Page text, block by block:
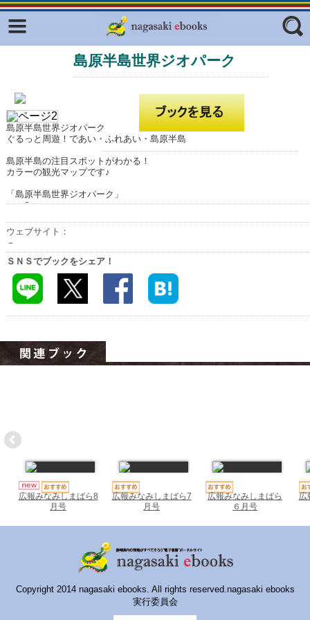
フリーワード
ジャンル
島原半島世界ジオパーク
島原半島世界ジオパーク
ぐるっと周遊！であい・ふれあい・島原半島
島原半島の注目スポットがわかる！
カラーの観光マップです♪
「島原半島世界ジオパーク」
ウェブサイト：
－
ＳＮＳでブックをシェア！
広報みなみしまばら8
月号
広報みなみしまばら7
月号
広報みなみしまばら
６月号
広
Copyright 2014 nagasaki ebooks. All rights reserved.nagasaki ebooks
実行委員会
Facebook
ふくいろキラリプロジェクト
ラリー（TOKYO Brochures）
復興応援企画
はじめてご利用される方へ
コンテンツ
広報誌ナビ
関連遺産
大学・専門学校ナビ
ハイスクールナビ
小・中学校ナビ
みなみしまばらebooks
はさみebooks
ながさき市ebooks
さいかいイーブックス
長崎MICE観光マップ